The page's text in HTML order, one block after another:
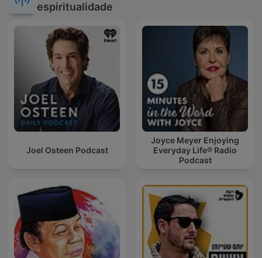
espiritualidade
Joel Osteen Podcast
Joyce Meyer Enjoying
Everyday Life® Radio
Podcast